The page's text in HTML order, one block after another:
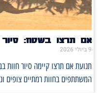
אם תרצו בשטח: סיור
9 ביולי 2026
תנועת אם תרצו קיימה סיור חוות
המשתתפים בחוות רמתיים צופים